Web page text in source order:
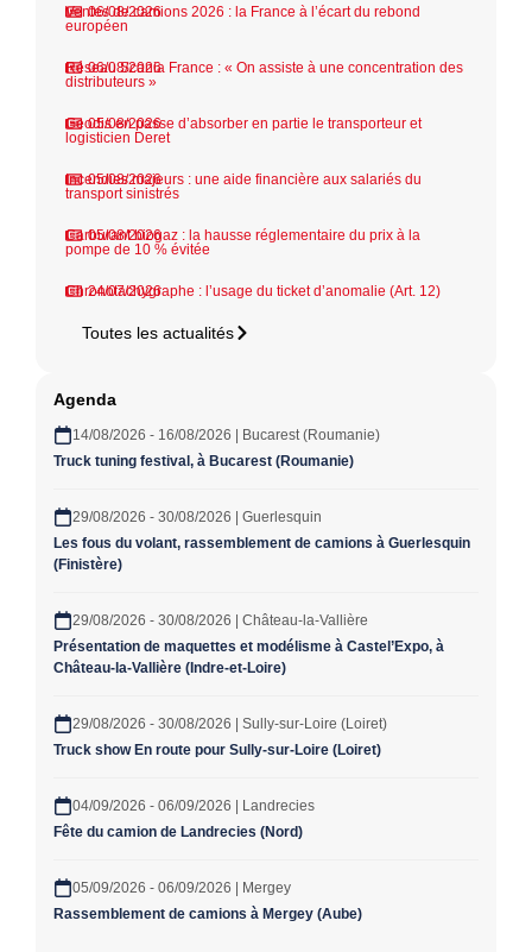
06/08/2026
Ventes de camions 2026 : la France à l’écart du rebond
européen
06/08/2026
Réseau Scania France : « On assiste à une concentration des
distributeurs »
05/08/2026
Geodis en passe d’absorber en partie le transporteur et
logisticien Deret
05/08/2026
Incendies majeurs : une aide financière aux salariés du
transport sinistrés
05/08/2026
Carburant biogaz : la hausse réglementaire du prix à la
pompe de 10 % évitée
24/07/2026
Chronotachygraphe : l’usage du ticket d’anomalie (Art. 12)
Toutes les actualités
Agenda
14/08/2026 - 16/08/2026 | Bucarest (Roumanie)
Truck tuning festival, à Bucarest (Roumanie)
29/08/2026 - 30/08/2026 | Guerlesquin
Les fous du volant, rassemblement de camions à Guerlesquin
(Finistère)
29/08/2026 - 30/08/2026 | Château-la-Vallière
Présentation de maquettes et modélisme à Castel’Expo, à
Château-la-Vallière (Indre-et-Loire)
29/08/2026 - 30/08/2026 | Sully-sur-Loire (Loiret)
Truck show En route pour Sully-sur-Loire (Loiret)
04/09/2026 - 06/09/2026 | Landrecies
Fête du camion de Landrecies (Nord)
05/09/2026 - 06/09/2026 | Mergey
Rassemblement de camions à Mergey (Aube)